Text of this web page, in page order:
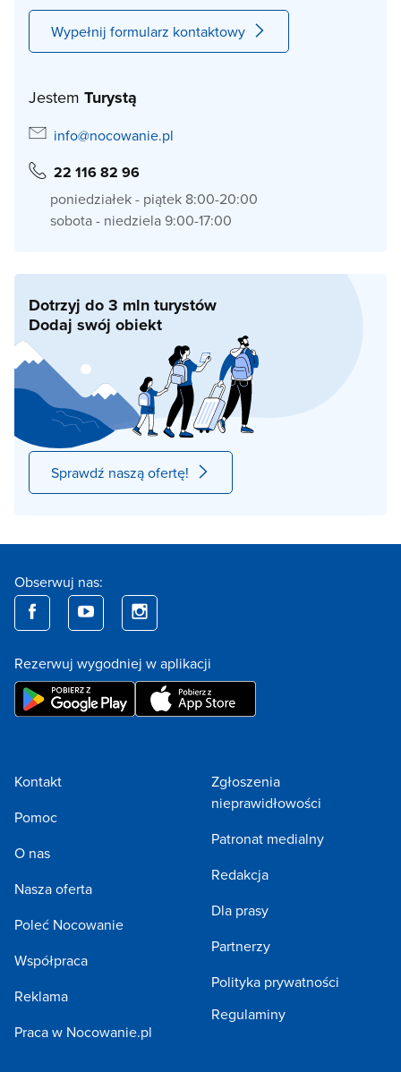
Wypełnij formularz kontaktowy
Jestem Turystą
info@nocowanie.pl
22 116 82 96
poniedziałek - piątek 8:00-20:00
sobota - niedziela 9:00-17:00
Dotrzyj do 3 mln turystów
Dodaj swój obiekt
Sprawdź naszą ofertę!
Obserwuj nas:
Rezerwuj wygodniej w aplikacji
Kontakt
Pomoc
O nas
Nasza oferta
Poleć Nocowanie
Współpraca
Reklama
Praca w Nocowanie.pl
Zgłoszenia
nieprawidłowości
Patronat medialny
Redakcja
Dla prasy
Partnerzy
Polityka prywatności
Regulaminy